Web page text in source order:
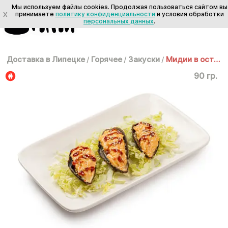
Доставка в Липецке / Горячее / Закуски / Мидии в остром соусе
90 гр.
X
Мы используем файлы cookies. Продолжая пользоваться сайтом вы
принимаете политику конфиденциальности и условия обработки
персональных данных.